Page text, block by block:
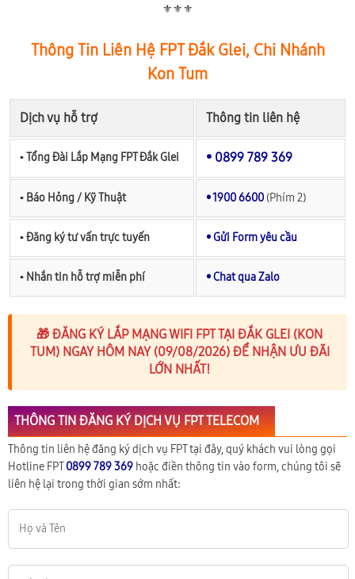
⚜️⚜️⚜️
Thông Tin Liên Hệ FPT Đắk Glei, Chi Nhánh
Kon Tum
Dịch vụ hỗ trợ Thông tin liên hệ
▪︎ Tổng Đài Lắp Mạng FPT Đắk Glei • 0899 789 369
▪︎ Báo Hỏng / Kỹ Thuật • 1900 6600 (Phím 2)
▪︎ Đăng ký tư vấn trực tuyến • Gửi Form yêu cầu
▪︎ Nhắn tin hỗ trợ miễn phí • Chat qua Zalo
🎁 ĐĂNG KÝ LẮP MẠNG WIFI FPT TẠI ĐẮK GLEI (KON
TUM) NGAY HÔM NAY (09/08/2026) ĐỂ NHẬN ƯU ĐÃI
LỚN NHẤT!
THÔNG TIN ĐĂNG KÝ DỊCH VỤ FPT TELECOM
Thông tin liên hệ đăng ký dịch vụ FPT tại đây, quý khách vui lòng gọi
Hotline FPT0899 789 369 hoặc điền thông tin vào form, chúng tôi sẽ
liên hệ lại trong thời gian sớm nhất: